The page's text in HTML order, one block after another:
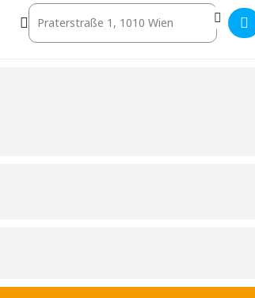
Destination Address - blockchain-REAL